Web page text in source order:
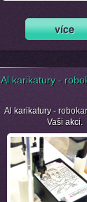
Al karikatury -
Al karikatury -
Vaši akci.